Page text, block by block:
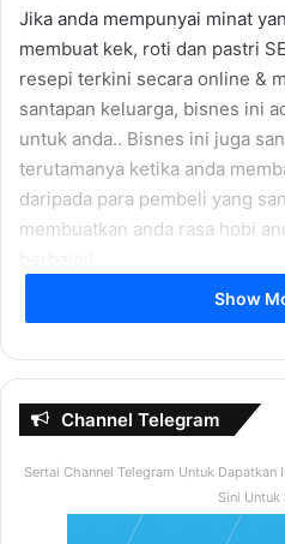
Jika anda mempunyai minat
membuat kek, roti dan pastri
resepi terkini secara online &
santapan keluarga, bisnes ini
untuk anda.. Bisnes ini juga
terutamanya ketika anda
daripada para pembeli yang
membuatkan anda rasa hobi
Bermula dengan hobi, siapa
keuntungan 3-4 angka
kos besar untuk menyewa
sebagainya.. Anda boleh
TAPI berpotensi untuk
Bukankah ianya sangat hebat?
Show
Channel Telegram
Sertai Channel Telegram Untuk
Sini Untuk